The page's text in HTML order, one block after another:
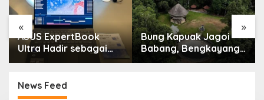
« »
ASUS ExpertBook
Ultra Hadir sebagai
Laptop Flagship untuk
AI
Bung Kapuak Jagoi
Babang, Bengkayang
Menurut Pendapat
News Feed